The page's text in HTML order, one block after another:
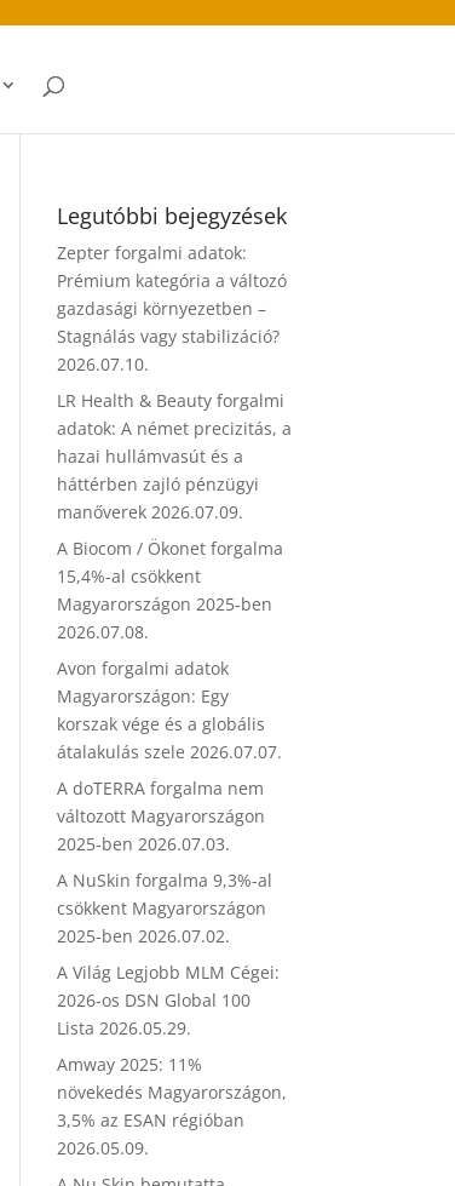
Legutóbbi bejegyzések
Zepter forgalmi adatok:
Prémium kategória a változó
gazdasági környezetben –
Stagnálás vagy stabilizáció?
2026.07.10.
LR Health & Beauty forgalmi
adatok: A német precizitás, a
hazai hullámvasút és a
háttérben zajló pénzügyi
manőverek 2026.07.09.
A Biocom / Ökonet forgalma
15,4%-al csökkent
Magyarországon 2025-ben
2026.07.08.
Avon forgalmi adatok
Magyarországon: Egy
korszak vége és a globális
átalakulás szele 2026.07.07.
A doTERRA forgalma nem
változott Magyarországon
2025-ben 2026.07.03.
A NuSkin forgalma 9,3%-al
csökkent Magyarországon
2025-ben 2026.07.02.
A Világ Legjobb MLM Cégei:
2026-os DSN Global 100
Lista 2026.05.29.
Amway 2025: 11%
növekedés Magyarországon,
3,5% az ESAN régióban
2026.05.09.